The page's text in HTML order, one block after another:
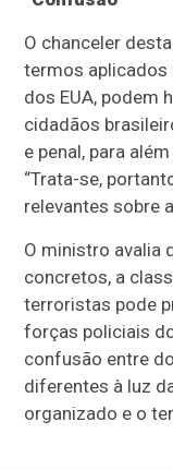
O chanceler
termos
dos EUA, podem
cidadãos
e penal, para
“Trata-se,
relevantes sobre
O ministro avalia
concretos, a
terroristas pode
forças policiais
confusão entre
diferentes à luz
organizado e o